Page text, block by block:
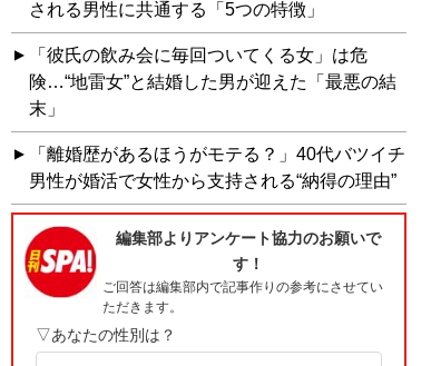
される男性に共通する「5つの特徴」
「彼氏の飲み会に毎回ついてくる女」は危
険…“地雷女”と結婚した男が迎えた「最悪の結
末」
「離婚歴があるほうがモテる？」40代バツイチ
男性が婚活で女性から支持される“納得の理由”